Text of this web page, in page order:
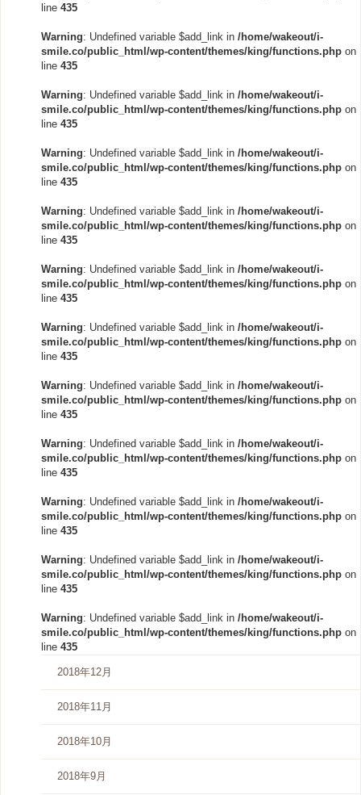
line 435
Warning: Undefined variable $add_link in /home/wakeout/i-
smile.co/public_html/wp-content/themes/king/functions.php on
line 435
Warning: Undefined variable $add_link in /home/wakeout/i-
smile.co/public_html/wp-content/themes/king/functions.php on
line 435
Warning: Undefined variable $add_link in /home/wakeout/i-
smile.co/public_html/wp-content/themes/king/functions.php on
line 435
Warning: Undefined variable $add_link in /home/wakeout/i-
smile.co/public_html/wp-content/themes/king/functions.php on
line 435
Warning: Undefined variable $add_link in /home/wakeout/i-
smile.co/public_html/wp-content/themes/king/functions.php on
line 435
Warning: Undefined variable $add_link in /home/wakeout/i-
smile.co/public_html/wp-content/themes/king/functions.php on
line 435
Warning: Undefined variable $add_link in /home/wakeout/i-
smile.co/public_html/wp-content/themes/king/functions.php on
line 435
Warning: Undefined variable $add_link in /home/wakeout/i-
smile.co/public_html/wp-content/themes/king/functions.php on
line 435
Warning: Undefined variable $add_link in /home/wakeout/i-
smile.co/public_html/wp-content/themes/king/functions.php on
line 435
Warning: Undefined variable $add_link in /home/wakeout/i-
smile.co/public_html/wp-content/themes/king/functions.php on
line 435
Warning: Undefined variable $add_link in /home/wakeout/i-
smile.co/public_html/wp-content/themes/king/functions.php on
line 435
2018年12月
2018年11月
2018年10月
2018年9月